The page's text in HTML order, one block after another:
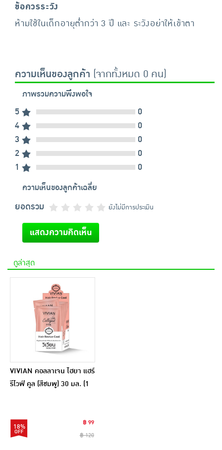
ข้อควรระวัง
ห้ามใช้ในเด็กอายุต่ำกว่า 3 ปี และ ระวังอย่าให้เข้าตา
ความเห็นของลูกค้า (จากทั้งหมด 0 คน)
ภาพรวมความพึงพอใจ
5
0
4
0
3
0
2
0
1
0
ความเห็นของลูกค้าเฉลี่ย
ยอดรวม ยังไม่มีการประเมิน
แสดงความคิดเห็น
ดูล่าสุด
VIVIAN คอลลาเจน ไฮยา แฮร์
รีไวฟ์ คูล (สีชมพู) 30 มล. (1
18%
฿ 99
฿ 120